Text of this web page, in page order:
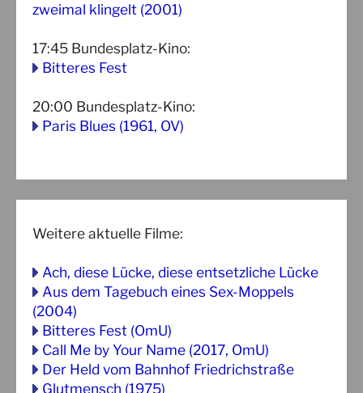
zweimal klingelt (2001)
17:45 Bundesplatz-Kino:
Bitteres Fest
20:00 Bundesplatz-Kino:
Paris Blues (1961, OV)
Weitere aktuelle Filme:
Ach, diese Lücke, diese entsetzliche Lücke
Aus dem Tagebuch eines Sex-Moppels
(2004)
Bitteres Fest (OmU)
Call Me by Your Name (2017, OmU)
Der Held vom Bahnhof Friedrichstraße
Glutmensch (1975)